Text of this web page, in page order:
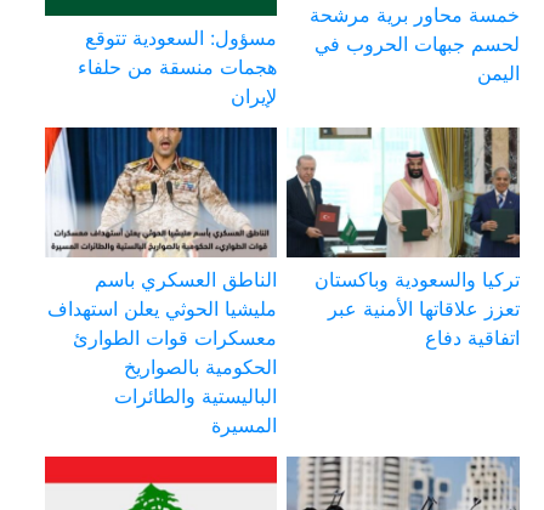
خمسة محاور برية مرشحة
لحسم جبهات الحروب في
اليمن
مسؤول: السعودية تتوقع
هجمات منسقة من حلفاء
لإيران
تركيا والسعودية وباكستان
تعزز علاقاتها الأمنية عبر
اتفاقية دفاع
الناطق العسكري باسم
مليشيا الحوثي يعلن استهداف
معسكرات قوات الطوارئ
الحكومية بالصواريخ
الباليستية والطائرات
المسيرة